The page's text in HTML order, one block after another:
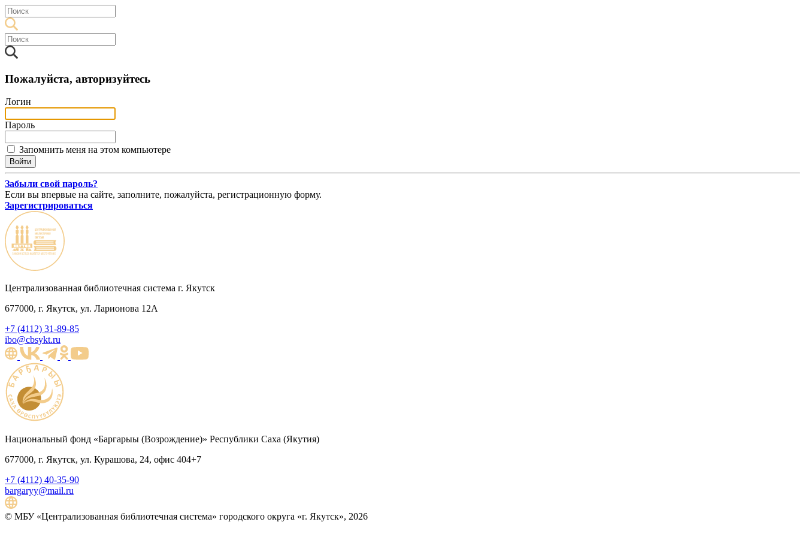
Пожалуйста, авторизуйтесь
Логин
Пароль
Запомнить меня на этом компьютере
Забыли свой пароль?
Если вы впервые на сайте, заполните, пожалуйста, регистрационную форму.
Зарегистрироваться
Централизованная библиотечная система г. Якутск
677000, г. Якутск, ул. Ларионова 12А
+7 (4112) 31-89-85
ibo@cbsykt.ru
Национальный фонд «Баргарыы (Возрождение)» Республики Саха (Якутия)
677000, г. Якутск, ул. Курашова, 24, офис 404+7
+7 (4112) 40-35-90
bargaryy@mail.ru
© МБУ «Централизованная библиотечная система» городского округа «г. Якутск», 2026